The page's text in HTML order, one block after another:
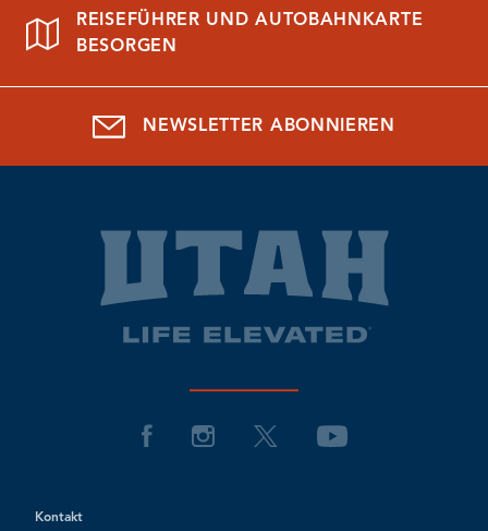
REISEFÜHRER UND AUTOBAHNKARTE
BESORGEN
NEWSLETTER ABONNIEREN
Kontakt